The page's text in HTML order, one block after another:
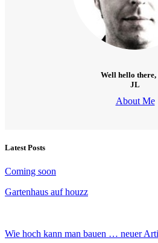
Well hello there,
JL
About Me
Latest Posts
Coming soon
Gartenhaus auf houzz
Wie hoch kann man bauen … neuer